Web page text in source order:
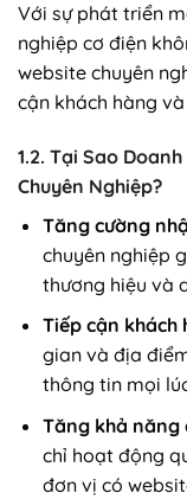
Với sự phát triển
nghiệp cơ điện
website chuyên
cận khách hàng
1.2. Tại Sao
Chuyên Nghiệp?
Tăng cường
chuyên nghiệp
thương hiệu và
Tiếp cận khách
gian và địa
thông tin mọi
Tăng khả năng
chỉ hoạt động
đơn vị có